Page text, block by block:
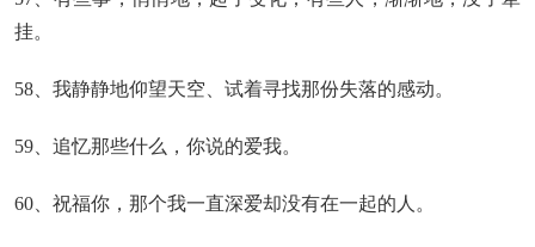
挂。
58、我静静地仰望天空、试着寻找那份失落的感动。
59、追忆那些什么，你说的爱我。
60、祝福你，那个我一直深爱却没有在一起的人。